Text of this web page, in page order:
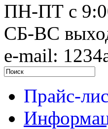
ПН-ПТ c
СБ-ВС
e-mail:
Прайс-